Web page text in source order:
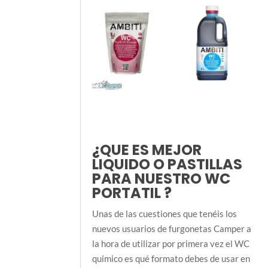
¿QUE ES MEJOR
LIQUIDO O PASTILLAS
PARA NUESTRO WC
PORTATIL ?
Unas de las cuestiones que tenéis los
nuevos usuarios de furgonetas Camper a
la hora de utilizar por primera vez el WC
quimico es qué formato debes de usar en